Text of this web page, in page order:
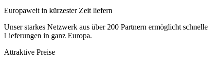
Europaweit in kürzester Zeit liefern
Unser starkes Netzwerk aus über 200 Partnern ermöglicht schnelle
Lieferungen in ganz Europa.
Attraktive Preise